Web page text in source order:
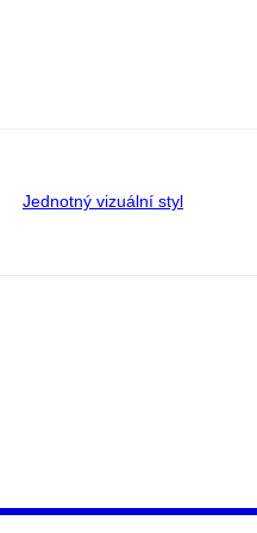
Jednotný vizuální styl